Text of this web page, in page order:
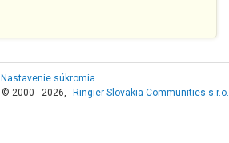
Nastavenie súkromia
© 2000 - 2026,
Ringier Slovakia Communities s.r.o.